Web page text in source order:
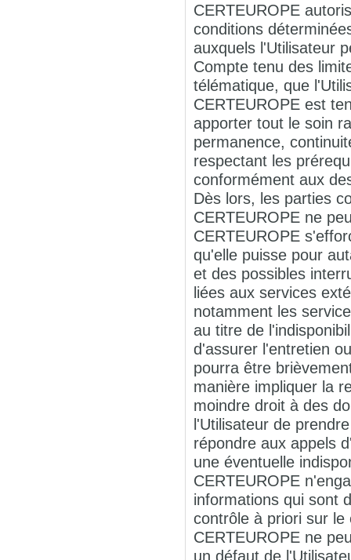
CERTEUROPE
conditions
auxquels l'Utilisateur
Compte tenu des
télématique, que
CERTEUROPE est
apporter tout le soin
permanence,
respectant les
conformément aux
Dès lors, les parties
CERTEUROPE ne
CERTEUROPE
qu'elle puisse pour
et des possibles
liées aux services
notamment les
au titre de
d'assurer l'entretien
pourra être
manière impliquer la
moindre droit à des
l'Utilisateur de
répondre aux appels
une éventuelle
CERTEUROPE
informations qui sont
contrôle à priori sur
CERTEUROPE ne
un défaut de